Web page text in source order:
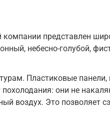
компании представлен
небесно-голубой,
Пластиковые панели,
похолодания: они не
воздух. Это позволяет